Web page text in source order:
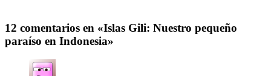
12 comentarios en «Islas Gili: Nuestro pequeño
paraíso en Indonesia»